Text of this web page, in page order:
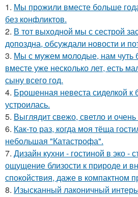
1. Мы прожили вместе больше
без конфликтов.
2. В тот выходной мы с сестрой
допоздна, обсуждали новости и
3. Мы с мужем молодые, нам чуть
вместе уже несколько лет, есть
сыну всего год.
4. Брошенная невеста сиделкой
устроилась.
5. Выглядит свежо, светло и
6. Как-то раз, когда моя тёща
небольшая "Катастрофа".
7. Дизайн кухни - гостиной в эко -
ощущение близости к природе и
спокойствия, даже в компактном
8. Изысканный лаконичный